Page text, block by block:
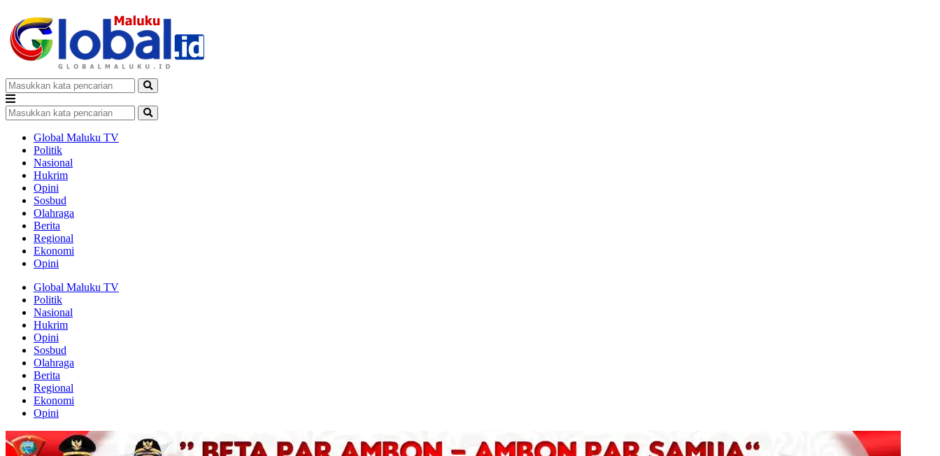
Global Maluku TV
Politik
Nasional
Hukrim
Opini
Sosbud
Olahraga
Berita
Regional
Ekonomi
Opini
Global Maluku TV
Politik
Nasional
Hukrim
Opini
Sosbud
Olahraga
Berita
Regional
Ekonomi
Opini